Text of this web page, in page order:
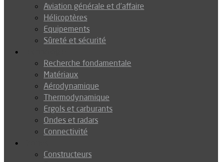
Aviation générale et d’affaire
Hélicoptères
Equipements
Sûreté et sécurité
Recherche fondamentale
Matériaux
Aérodynamique
Thermodynamique
Ergols et carburants
Ondes et radars
Connectivité
Constructeurs